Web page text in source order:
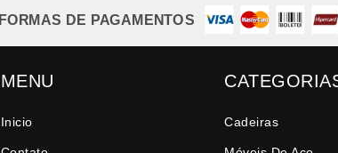
FORMAS DE PAGAMENTOS
MENU
Inicio Cadeiras